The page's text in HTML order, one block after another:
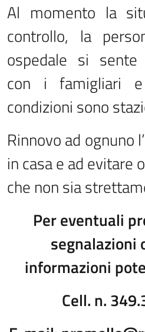
Al momento la
controllo, la
ospedale si sente
con i famigliari
condizioni sono
Rinnovo ad ognuno
in casa e ad evitare
che non sia
Per eventuali
segnalazioni
informazioni
Cell. n.